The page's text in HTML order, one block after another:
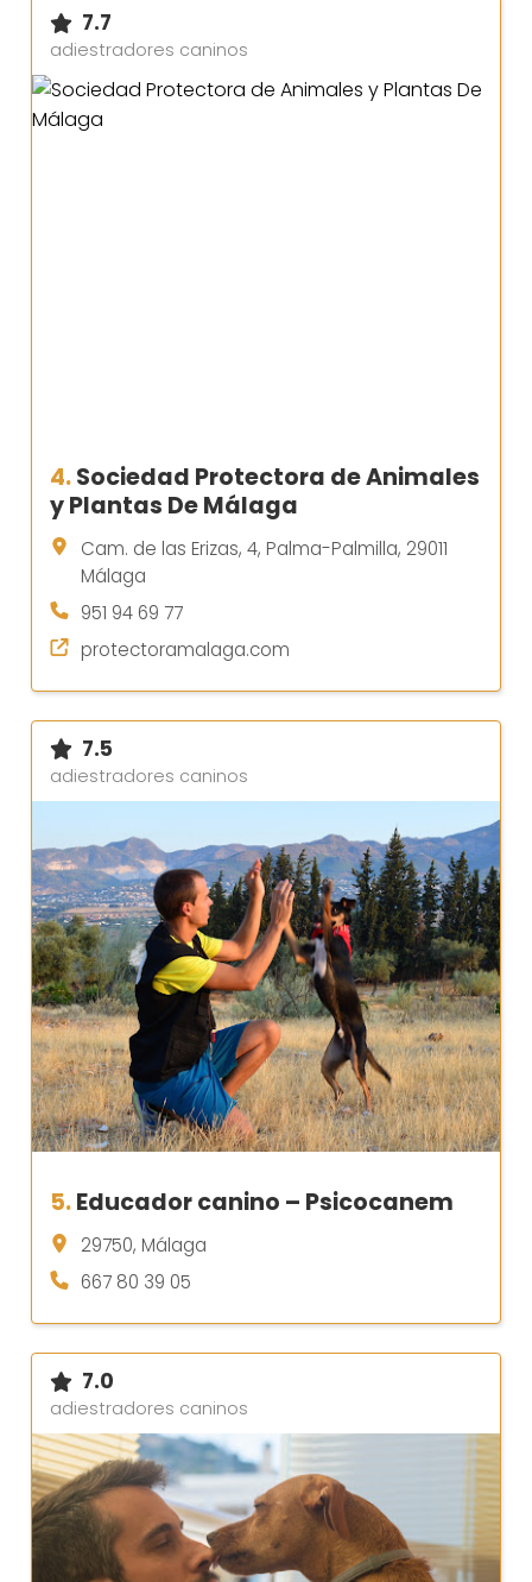
7.7
adiestradores caninos
4.Sociedad Protectora de Animales
y Plantas De Málaga
Cam. de las Erizas, 4, Palma-Palmilla, 29011
Málaga
951 94 69 77
protectoramalaga.com
7.5
adiestradores caninos
5.Educador canino – Psicocanem
29750, Málaga
667 80 39 05
7.0
adiestradores caninos